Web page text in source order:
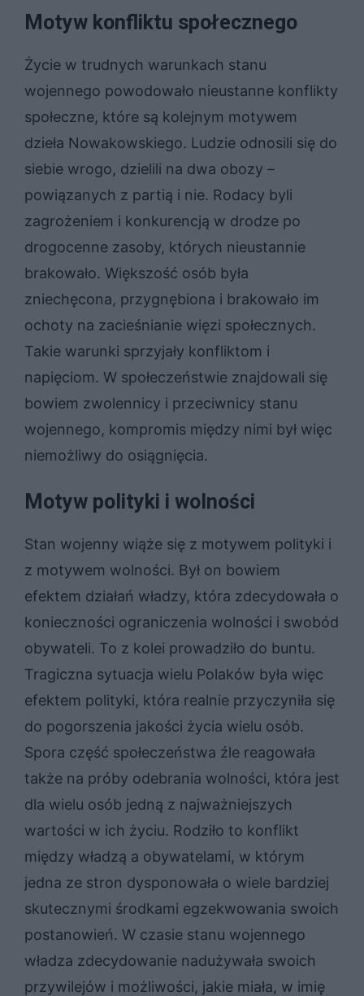
Motyw konfliktu społecznego
Życie w trudnych warunkach stanu
wojennego powodowało nieustanne konflikty
społeczne, które są kolejnym motywem
dzieła Nowakowskiego. Ludzie odnosili się do
siebie wrogo, dzielili na dwa obozy –
powiązanych z partią i nie. Rodacy byli
zagrożeniem i konkurencją w drodze po
drogocenne zasoby, których nieustannie
brakowało. Większość osób była
zniechęcona, przygnębiona i brakowało im
ochoty na zacieśnianie więzi społecznych.
Takie warunki sprzyjały konfliktom i
napięciom. W społeczeństwie znajdowali się
bowiem zwolennicy i przeciwnicy stanu
wojennego, kompromis między nimi był więc
niemożliwy do osiągnięcia.
Motyw polityki i wolności
Stan wojenny wiąże się z motywem polityki i
z motywem wolności. Był on bowiem
efektem działań władzy, która zdecydowała o
konieczności ograniczenia wolności i swobód
obywateli. To z kolei prowadziło do buntu.
Tragiczna sytuacja wielu Polaków była więc
efektem polityki, która realnie przyczyniła się
do pogorszenia jakości życia wielu osób.
Spora część społeczeństwa źle reagowała
także na próby odebrania wolności, która jest
dla wielu osób jedną z najważniejszych
wartości w ich życiu. Rodziło to konflikt
między władzą a obywatelami, w którym
jedna ze stron dysponowała o wiele bardziej
skutecznymi środkami egzekwowania swoich
postanowień. W czasie stanu wojennego
władza zdecydowanie nadużywała swoich
przywilejów i możliwości, jakie miała, w imię